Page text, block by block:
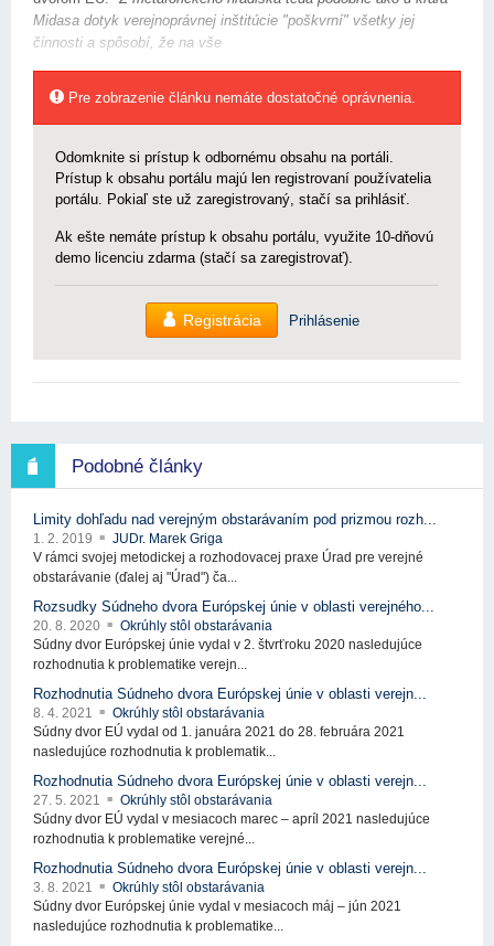
Midasa dotyk verejnoprávnej inštitúcie "poškvrní" všetky jej
činnosti a spôsobí, že na vše
Pre zobrazenie článku nemáte dostatočné oprávnenia.
Odomknite si prístup k odbornému obsahu na portáli.
Prístup k obsahu portálu majú len registrovaní používatelia
portálu. Pokiaľ ste už zaregistrovaný, stačí sa prihlásiť.
Ak ešte nemáte prístup k obsahu portálu, využite 10-dňovú
demo licenciu zdarma (stačí sa zaregistrovať).
Registrácia Prihlásenie
Podobné články
Limity dohľadu nad verejným obstarávaním pod prizmou rozh...
1. 2. 2019
JUDr. Marek Griga
V rámci svojej metodickej a rozhodovacej praxe Úrad pre verejné
obstarávanie (ďalej aj "Úrad") ča...
Rozsudky Súdneho dvora Európskej únie v oblasti verejného...
20. 8. 2020
Okrúhly stôl obstarávania
Súdny dvor Európskej únie vydal v 2. štvrťroku 2020 nasledujúce
rozhodnutia k problematike verejn...
Rozhodnutia Súdneho dvora Európskej únie v oblasti verejn...
8. 4. 2021
Okrúhly stôl obstarávania
Súdny dvor EÚ vydal od 1. januára 2021 do 28. februára 2021
nasledujúce rozhodnutia k problematik...
Rozhodnutia Súdneho dvora Európskej únie v oblasti verejn...
27. 5. 2021
Okrúhly stôl obstarávania
Súdny dvor EÚ vydal v mesiacoch marec – apríl 2021 nasledujúce
rozhodnutia k problematike verejné...
Rozhodnutia Súdneho dvora Európskej únie v oblasti verejn...
3. 8. 2021
Okrúhly stôl obstarávania
Súdny dvor Európskej únie vydal v mesiacoch máj – jún 2021
nasledujúce rozhodnutia k problematike...